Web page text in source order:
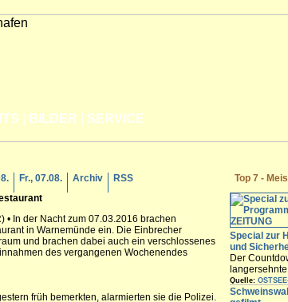
BILDER SERVICE
Top 7 -
Special zur
und
Der
Besucher
freuen sich
Quelle:
Fr., 07.08. Archiv
RSS
• In der Nacht zum 07.03.2016 brachen
in Warnemünde ein. Die Einbrecher
und brachen dabei auch ein verschlossenes
des vergangenen Wochenendes
früh bemerkten, alarmierten sie die Polizei.